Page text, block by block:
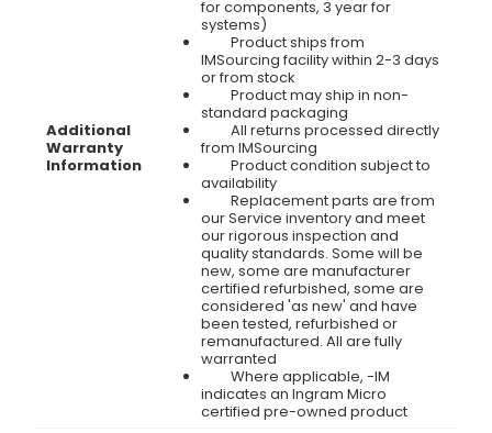
Additional
Warranty
Information
for components, 3 year for
systems)
Product ships from
IMSourcing facility within 2-3 days
or from stock
Product may ship in non-
standard packaging
All returns processed directly
from IMSourcing
Product condition subject to
availability
Replacement parts are from
our Service inventory and meet
our rigorous inspection and
quality standards. Some will be
new, some are manufacturer
certified refurbished, some are
considered 'as new' and have
been tested, refurbished or
remanufactured. All are fully
warranted
Where applicable, -IM
indicates an Ingram Micro
certified pre-owned product